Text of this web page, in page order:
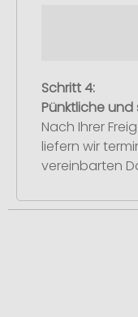
Schritt 4:
Pünktliche
Nach Ihrer
liefern wir
vereinbarten